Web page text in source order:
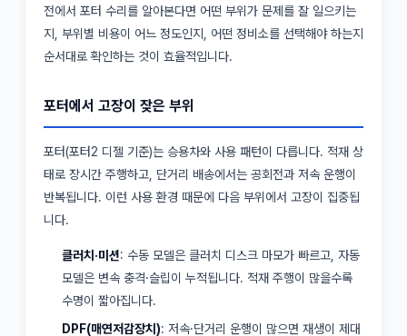
전에서 포터 수리를 알아본다면 어떤 부위가 문제를 잘 일으키는
지, 부위별 비용이 어느 정도인지, 어떤 정비소를 선택해야 하는지
순서대로 확인하는 것이 효율적입니다.
포터에서 고장이 잦은 부위
포터(포터2 디젤 기준)는 승용차와 사용 패턴이 다릅니다. 적재 상
태로 장시간 주행하고, 단거리 배송에서는 공회전과 저속 운행이
반복됩니다. 이런 사용 환경 때문에 다음 부위에서 고장이 집중됩
니다.
클러치·미션: 수동 모델은 클러치 디스크 마모가 빠르고, 자동
모델은 변속 충격·슬립이 누적됩니다. 적재 주행이 많을수록
수명이 짧아집니다.
DPF(매연저감장치): 저속·단거리 운행이 많으면 재생이 제대